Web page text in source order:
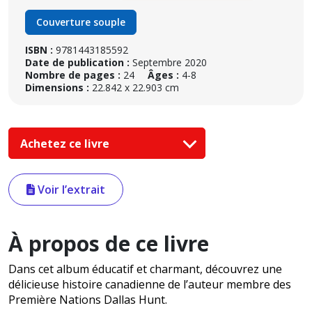
Couverture souple
ISBN : 9781443185592
Date de publication : Septembre 2020
Nombre de pages : 24 Âges : 4-8
Dimensions : 22.842 x 22.903 cm
Achetez ce livre
Voir l’extrait
À propos de ce livre
Dans cet album éducatif et charmant, découvrez une
délicieuse histoire canadienne de l’auteur membre des
Première Nations Dallas Hunt.